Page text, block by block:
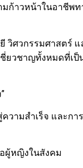
ก้าวหน้าในอาชีพท
วิศวกรรมศาสตร์ แ
ยวชาญทั้งหมดที่เป็
วามสำเร็จ และการ
ผู้หญิงในสังคม